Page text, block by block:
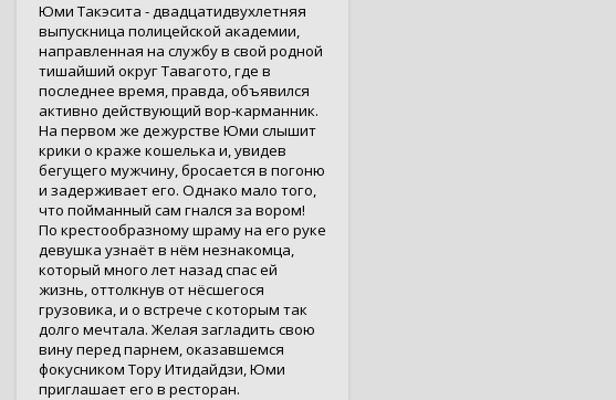
Юми Такэсита - двадцатидвухлетняя
выпускница полицейской академии,
направленная на службу в свой родной
тишайший округ Тавагото, где в
последнее время, правда, объявился
активно действующий вор-карманник.
На первом же дежурстве Юми слышит
крики о краже кошелька и, увидев
бегущего мужчину, бросается в погоню
и задерживает его. Однако мало того,
что пойманный сам гнался за вором!
По крестообразному шраму на его руке
девушка узнаёт в нём незнакомца,
который много лет назад спас ей
жизнь, оттолкнув от нёсшегося
грузовика, и о встрече с которым так
долго мечтала. Желая загладить свою
вину перед парнем, оказавшемся
фокусником Тору Итидайдзи, Юми
приглашает его в ресторан.